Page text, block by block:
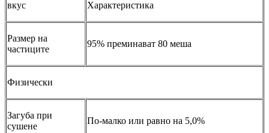
вкус Характеристика
Размер на
частиците
95% преминават 80 меша
Физически
Загуба при
сушене
По-малко или равно на 5,0%